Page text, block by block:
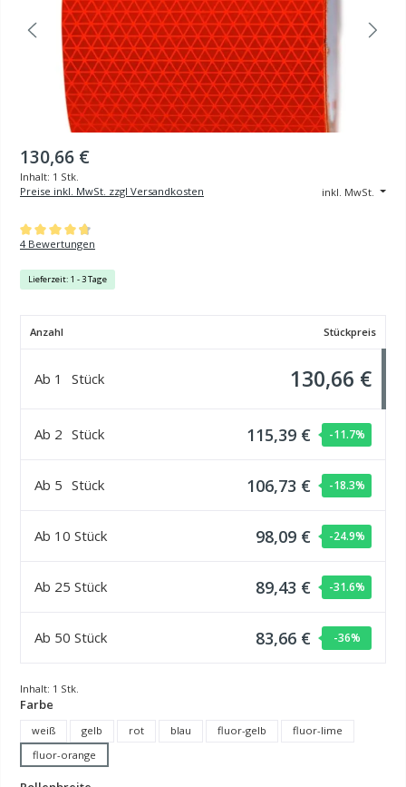
130,66 €
Inhalt: 1 Stk.
inkl. MwSt.
Preise inkl. MwSt. zzgl Versandkosten
Durchschnittliche Bewertung von 4.75 von 5 Sternen
4 Bewertungen
Lieferzeit: 1 - 3 Tage
Anzahl Stückpreis
Ab 1 Stück 130,66 €
Ab 2 Stück 115,39 € -11.7%
Ab 5 Stück 106,73 € -18.3%
Ab 10 Stück 98,09 € -24.9%
Ab 25 Stück 89,43 € -31.6%
Ab 50 Stück 83,66 € -36%
Inhalt: 1 Stk.
Farbe
weiß gelb rot blau fluor-gelb
fluor-lime
fluor-orange